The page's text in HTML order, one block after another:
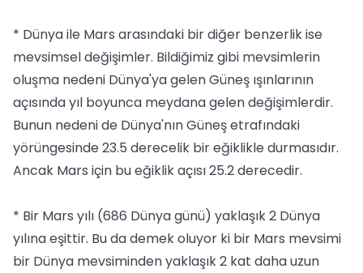
* Dünya ile Mars arasındaki bir diğer benzerlik ise
mevsimsel değişimler. Bildiğimiz gibi mevsimlerin
oluşma nedeni Dünya'ya gelen Güneş ışınlarının
açısında yıl boyunca meydana gelen değişimlerdir.
Bunun nedeni de Dünya'nın Güneş etrafındaki
yörüngesinde 23.5 derecelik bir eğiklikle durmasıdır.
Ancak Mars için bu eğiklik açısı 25.2 derecedir.
* Bir Mars yılı (686 Dünya günü) yaklaşık 2 Dünya
yılına eşittir. Bu da demek oluyor ki bir Mars mevsimi
bir Dünya mevsiminden yaklaşık 2 kat daha uzun